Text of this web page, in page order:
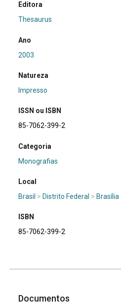
Editora
Thesaurus
Ano
2003
Natureza
Impresso
ISSN ou ISBN
85-7062-399-2
Categoria
Monografias
Local
Brasil > Distrito Federal > Brasília
ISBN
85-7062-399-2
Documentos